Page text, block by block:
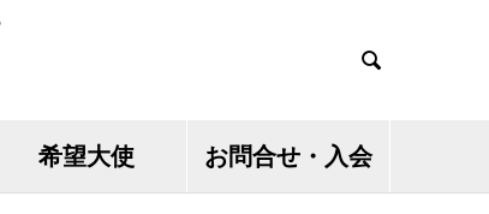

希望大使 お問合せ・入会